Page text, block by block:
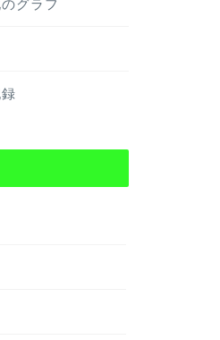
グラフ